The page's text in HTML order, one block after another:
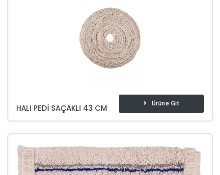
HALI PEDI SAÇAKLI 43 CM Ürüne Git